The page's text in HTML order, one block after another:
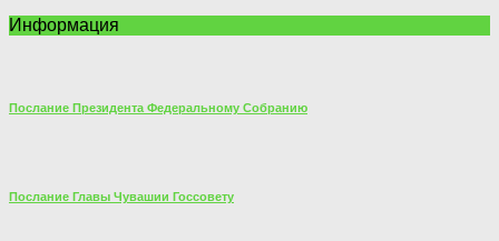
Информация
Послание Президента Федеральному Собранию
Послание Главы Чувашии Госсовету